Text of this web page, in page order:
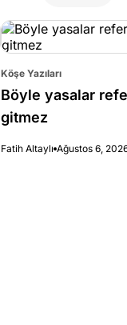
Köşe Yazıları
Böyle yasalar
gitmez
Fatih Altaylı Ağustos 6,